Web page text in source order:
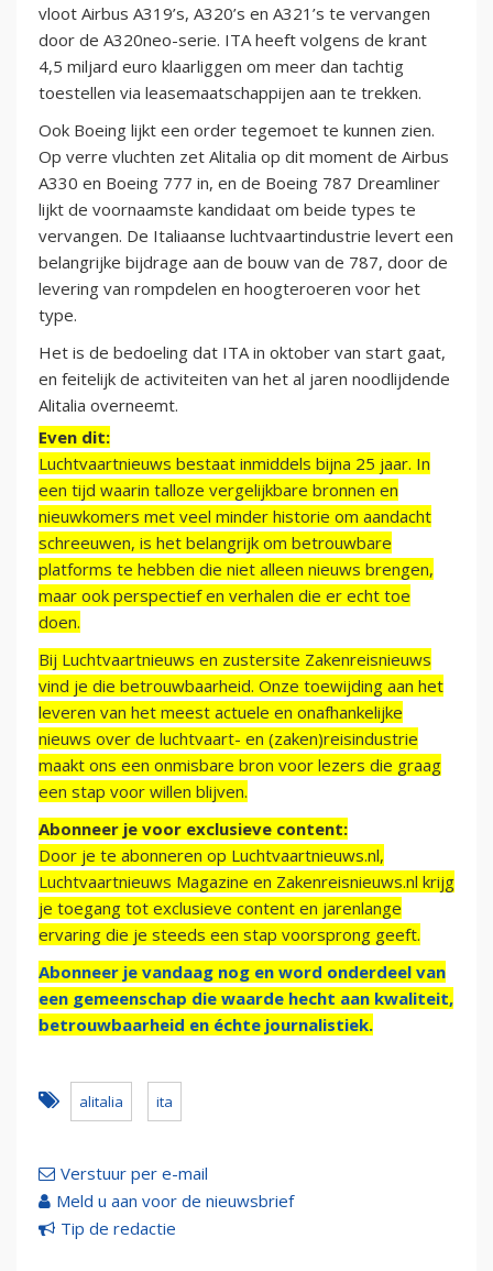
vloot Airbus A319’s, A320’s en A321’s te vervangen
door de A320neo-serie. ITA heeft volgens de krant
4,5 miljard euro klaarliggen om meer dan tachtig
toestellen via leasemaatschappijen aan te trekken.
Ook Boeing lijkt een order tegemoet te kunnen zien.
Op verre vluchten zet Alitalia op dit moment de Airbus
A330 en Boeing 777 in, en de Boeing 787 Dreamliner
lijkt de voornaamste kandidaat om beide types te
vervangen. De Italiaanse luchtvaartindustrie levert een
belangrijke bijdrage aan de bouw van de 787, door de
levering van rompdelen en hoogteroeren voor het
type.
Het is de bedoeling dat ITA in oktober van start gaat,
en feitelijk de activiteiten van het al jaren noodlijdende
Alitalia overneemt.
Even dit:
Luchtvaartnieuws bestaat inmiddels bijna 25 jaar. In
een tijd waarin talloze vergelijkbare bronnen en
nieuwkomers met veel minder historie om aandacht
schreeuwen, is het belangrijk om betrouwbare
platforms te hebben die niet alleen nieuws brengen,
maar ook perspectief en verhalen die er echt toe
doen.
Bij Luchtvaartnieuws en zustersite Zakenreisnieuws
vind je die betrouwbaarheid. Onze toewijding aan het
leveren van het meest actuele en onafhankelijke
nieuws over de luchtvaart- en (zaken)reisindustrie
maakt ons een onmisbare bron voor lezers die graag
een stap voor willen blijven.
Abonneer je voor exclusieve content:
Door je te abonneren op Luchtvaartnieuws.nl,
Luchtvaartnieuws Magazine en Zakenreisnieuws.nl krijg
je toegang tot exclusieve content en jarenlange
ervaring die je steeds een stap voorsprong geeft.
Abonneer je vandaag nog en word onderdeel van
een gemeenschap die waarde hecht aan kwaliteit,
betrouwbaarheid en échte journalistiek.
alitalia ita
Verstuur per e-mail
Meld u aan voor de nieuwsbrief
Tip de redactie